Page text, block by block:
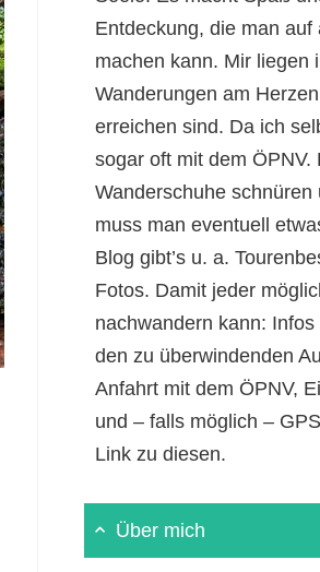
Entdeckung, die man
machen kann. Mir liegen
Wanderungen am
erreichen sind. Da ich
sogar oft mit dem ÖPNV.
Wanderschuhe schnüren
muss man eventuell
Blog gibt’s u. a.
Fotos. Damit jeder
nachwandern kann:
den zu überwindenden
Anfahrt mit dem ÖPNV,
und – falls möglich –
Link zu diesen.
Über mich